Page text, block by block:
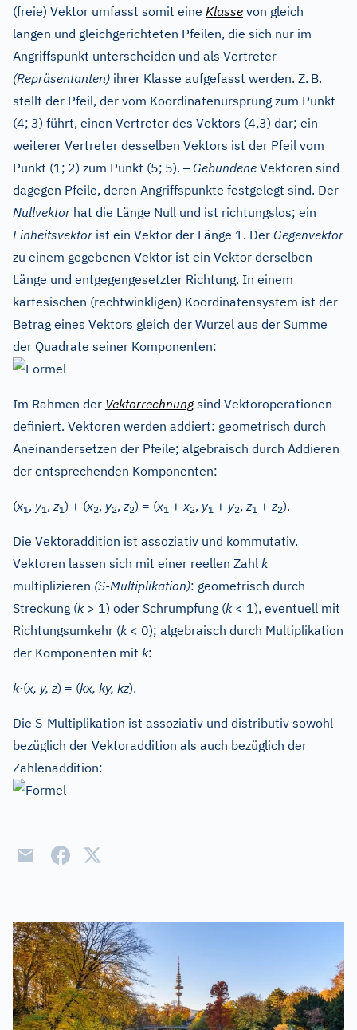
(freie) Vektor umfasst somit eine Klasse von gleich
langen und gleichgerichteten Pfeilen, die sich nur im
Angriffspunkt unterscheiden und als Vertreter
(Repräsentanten) ihrer Klasse aufgefasst werden. Z. B.
stellt der Pfeil, der vom Koordinatenursprung zum Punkt
(4; 3) führt, einen Vertreter des Vektors (4,3) dar; ein
weiterer Vertreter desselben Vektors ist der Pfeil vom
Punkt (1; 2) zum Punkt (5; 5).– Gebundene Vektoren sind
dagegen Pfeile, deren Angriffspunkte festgelegt sind. Der
Nullvektor hat die Länge Null und ist richtungslos; ein
Einheitsvektor ist ein Vektor der Länge 1. Der Gegenvektor
zu einem gegebenen Vektor ist ein Vektor derselben
Länge und entgegengesetzter Richtung. In einem
kartesischen (rechtwinkligen) Koordinatensystem ist der
Betrag eines Vektors gleich der Wurzel aus der Summe
der Quadrate seiner Komponenten:
Im Rahmen der Vektorrechnungsind Vektoroperationen
definiert. Vektoren werden addiert: geometrisch durch
Aneinandersetzen der Pfeile; algebraisch durch Addieren
der entsprechenden Komponenten:
(x1, y1, z1) + (x2, y2, z2) = (x1 +x2, y1 + y2, z1 + z2).
Die Vektoraddition ist assoziativ und kommutativ.
Vektoren lassen sich mit einer reellen Zahl k
multiplizieren (S-Multiplikation): geometrisch durch
Streckung (k> 1) oder Schrumpfung (k< 1), eventuell mit
Richtungsumkehr (k< 0); algebraisch durch Multiplikation
der Komponenten mit k:
k·(x, y, z) = (kx, ky, kz).
Die S-Multiplikation ist assoziativ und distributiv sowohl
bezüglich der Vektoraddition als auch bezüglich der
Zahlenaddition: